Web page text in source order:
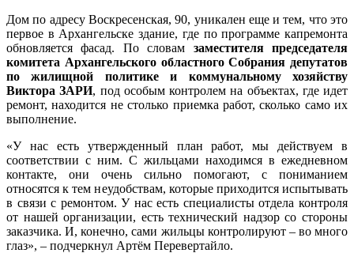
Дом по адресу Воскресенская, 90, уникален еще и тем, что это
первое в Архангельске здание, где по программе капремонта
обновляется фасад. По словам заместителя председателя
комитета Архангельского областного Собрания депутатов
по жилищной политике и коммунальному хозяйству
Виктора ЗАРИ, под особым контролем на объектах, где идет
ремонт, находится не столько приемка работ, сколько само их
выполнение.
«У нас есть утвержденный план работ, мы действуем в
соответствии с ним. С жильцами находимся в ежедневном
контакте, они очень сильно помогают, с пониманием
относятся к тем неудобствам, которые приходится испытывать
в связи с ремонтом. У нас есть специалисты отдела контроля
от нашей организации, есть технический надзор со стороны
заказчика. И, конечно, сами жильцы контролируют – во много
глаз», – подчеркнул Артём Перевертайло.